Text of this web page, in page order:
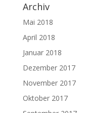
Archiv
Mai 2018
April 2018
Januar 2018
Dezember 2017
November 2017
Oktober 2017